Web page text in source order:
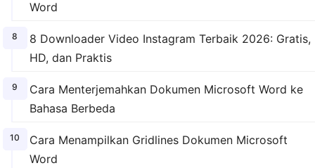
Word
8 Downloader Video Instagram Terbaik 2026: Gratis,
HD, dan Praktis
Cara Menterjemahkan Dokumen Microsoft Word ke
Bahasa Berbeda
Cara Menampilkan Gridlines Dokumen Microsoft
Word